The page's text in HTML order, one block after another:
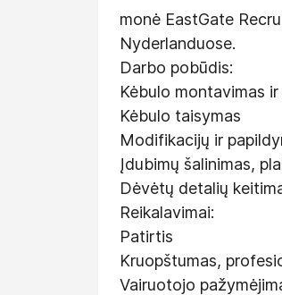
monė EastGate
Nyderlanduose.
Darbo pobūdis:
Kėbulo montavimas
Kėbulo taisymas
Modifikacijų ir
Įdubimų šalinimas,
Dėvėtų detalių
Reikalavimai:
Patirtis
Kruopštumas,
Vairuotojo